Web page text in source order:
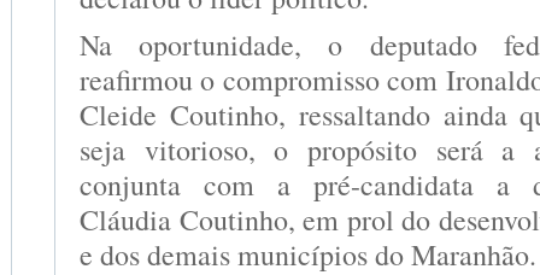
Na oportunidade, o deputado
reafirmou o compromisso com
Cleide Coutinho, ressaltando ainda
seja vitorioso, o propósito será a
conjunta com a pré-candidata a
Cláudia Coutinho, em prol do
e dos demais municípios do Maranhão.